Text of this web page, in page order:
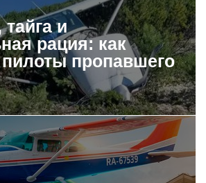
и
рация: как
пропавшего